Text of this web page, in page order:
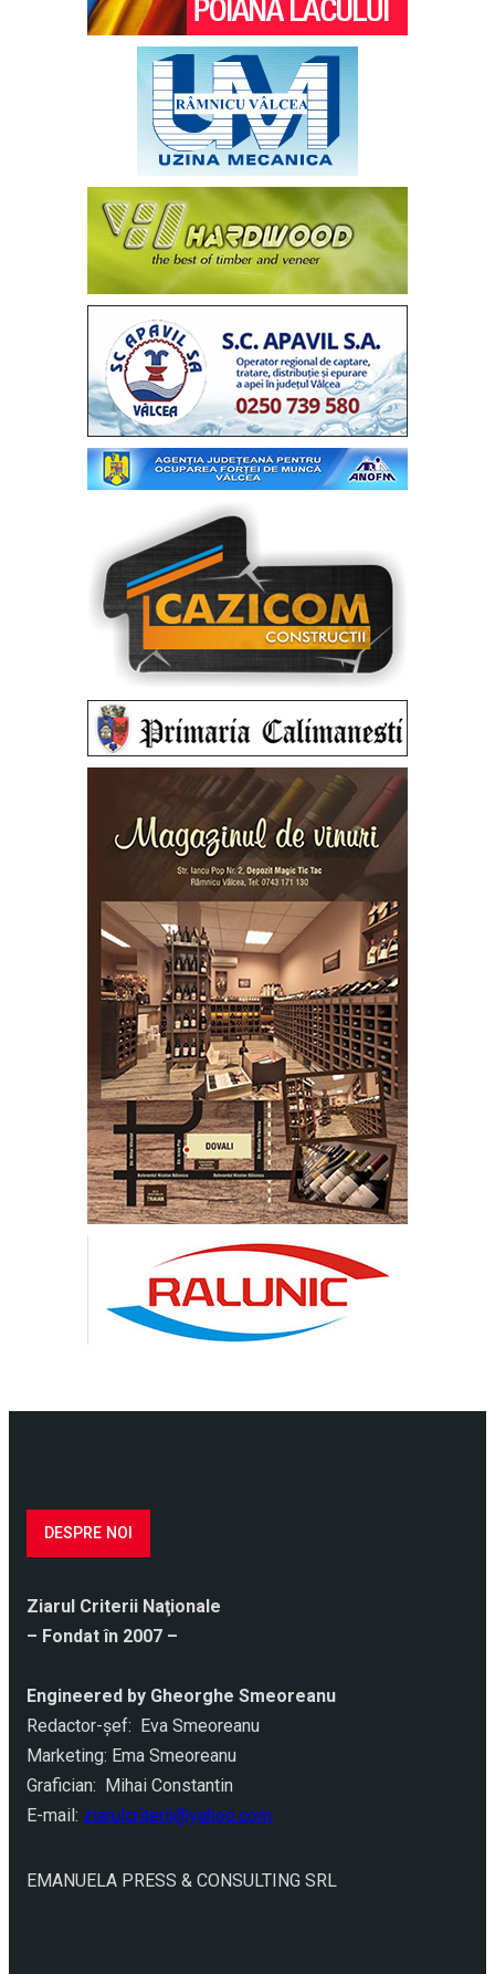
DESPRE NOI
Ziarul Criterii Naţionale
– Fondat în 2007 –
Engineered by Gheorghe Smeoreanu
Redactor-şef: Eva Smeoreanu
Marketing: Ema Smeoreanu
Grafician: Mihai Constantin
E-mail: ziarulcriterii@yahoo.com
EMANUELA PRESS & CONSULTING SRL